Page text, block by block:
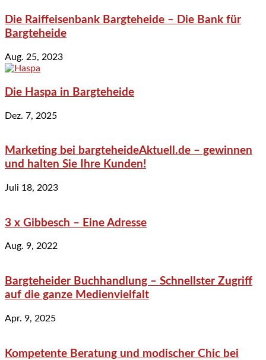
Die Raiffeisenbank Bargteheide – Die Bank für
Bargteheide
Aug. 25, 2023
Die Haspa in Bargteheide
Dez. 7, 2025
Marketing bei bargteheideAktuell.de – gewinnen
und halten Sie Ihre Kunden!
Juli 18, 2023
3 x Gibbesch – Eine Adresse
Aug. 9, 2022
Bargteheider Buchhandlung – Schnellster Zugriff
auf die ganze Medienvielfalt
Apr. 9, 2025
Kompetente Beratung und modischer Chic bei